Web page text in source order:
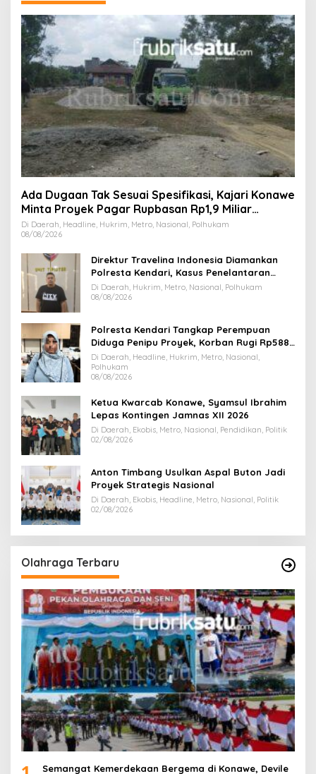
Ada Dugaan Tak Sesuai Spesifikasi, Kajari Konawe
Minta Proyek Pagar Rupbasan Rp1,9 Miliar
Dihentikan
Di Daerah, Headline, Hukrim, Metro, Nasional, Polhukam
08/08/2026
Direktur Travelina Indonesia Diamankan
Polresta Kendari, Kasus Penelantaran
Jemaah Umrah Masuk Babak Baru
Di Daerah, Hukrim, Metro, Nasional, Polhukam
08/08/2026
Polresta Kendari Tangkap Perempuan
Diduga Penipu Proyek, Korban Rugi Rp588,1
Juta
Di Daerah, Headline, Hukrim, Metro, Nasional,
Polhukam
08/08/2026
Ketua Kwarcab Konawe, Syamsul Ibrahim
Lepas Kontingen Jamnas XII 2026
Di Daerah, Ekobis, Metro, Nasional, Pendidikan, Politik
02/08/2026
Anton Timbang Usulkan Aspal Buton Jadi
Proyek Strategis Nasional
Di Daerah, Ekobis, Headline, Metro, Nasional, Politik
02/08/2026
Olahraga Terbaru
Semangat Kemerdekaan Bergema di Konawe, Devile